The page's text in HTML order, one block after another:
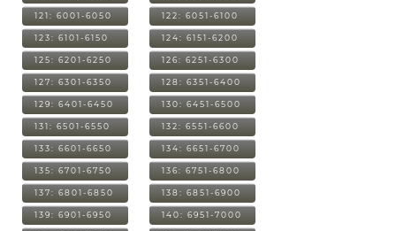
121: 6001-6050 122: 6051-6100
123: 6101-6150 124: 6151-6200
125: 6201-6250 126: 6251-6300
127: 6301-6350 128: 6351-6400
129: 6401-6450 130: 6451-6500
131: 6501-6550 132: 6551-6600
133: 6601-6650 134: 6651-6700
135: 6701-6750 136: 6751-6800
137: 6801-6850 138: 6851-6900
139: 6901-6950 140: 6951-7000